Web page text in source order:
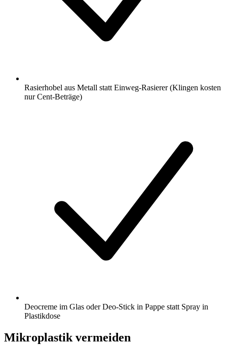
Rasierhobel aus Metall statt Einweg-Rasierer (Klingen kosten
nur Cent-Beträge)
Deocreme im Glas oder Deo-Stick in Pappe statt Spray in
Plastikdose
Mikroplastik vermeiden